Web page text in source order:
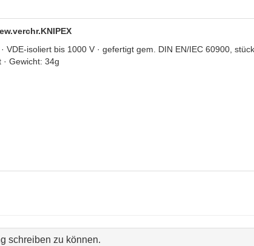
isoliert bis 1000 V · gefertigt gem. DIN EN/IEC 60900,
Gewicht: 34g
schreiben zu können.